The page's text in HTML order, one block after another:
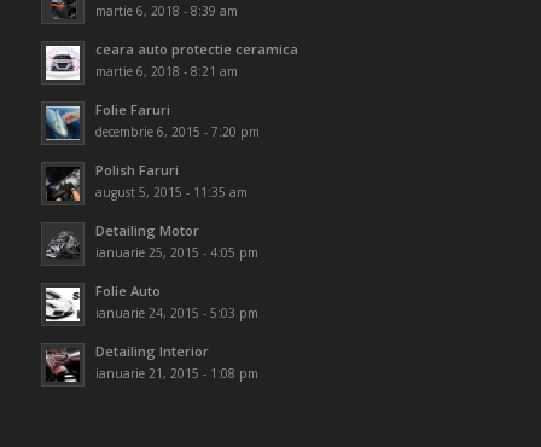
martie 6, 2018 - 8:39 am
ceara auto protectie ceramica
martie 6, 2018 - 8:21 am
Folie Faruri
decembrie 6, 2015 - 7:20 pm
Polish Faruri
august 5, 2015 - 11:35 am
Detailing Motor
ianuarie 25, 2015 - 4:05 pm
Folie Auto
ianuarie 24, 2015 - 5:03 pm
Detailing Interior
ianuarie 21, 2015 - 1:08 pm